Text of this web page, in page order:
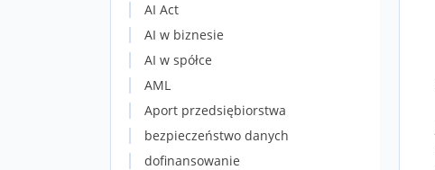
AI Act
AI w biznesie
AI w spółce
AML
Aport przedsiębiorstwa
bezpieczeństwo danych
dofinansowanie